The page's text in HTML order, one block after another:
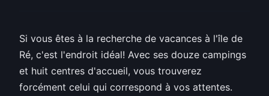
Si vous êtes à la recherche de vacances à l'île de
Ré, c'est l'endroit idéal! Avec ses douze campings
et huit centres d'accueil, vous trouverez
forcément celui qui correspond à vos attentes.